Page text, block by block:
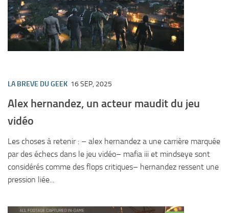
LA BREVE DU GEEK 16 SEP, 2025
Alex hernandez, un acteur maudit du jeu
vidéo
Les choses à retenir : – alex hernandez a une carrière marquée
par des échecs dans le jeu vidéo– mafia iii et mindseye sont
considérés comme des flops critiques– hernandez ressent une
pression liée...